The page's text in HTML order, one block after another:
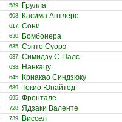
589. Грулла
608. Касима Антлерс
617. Сони
630. Бомбонера
635. Сэнто Суорэ
637. Симидзу С-Палс
638. Нанкацу
645. Криакао Синдзюку
689. Токио Юнайтед
695. Фронтале
728. Ядзаки Валенте
739. Виссел